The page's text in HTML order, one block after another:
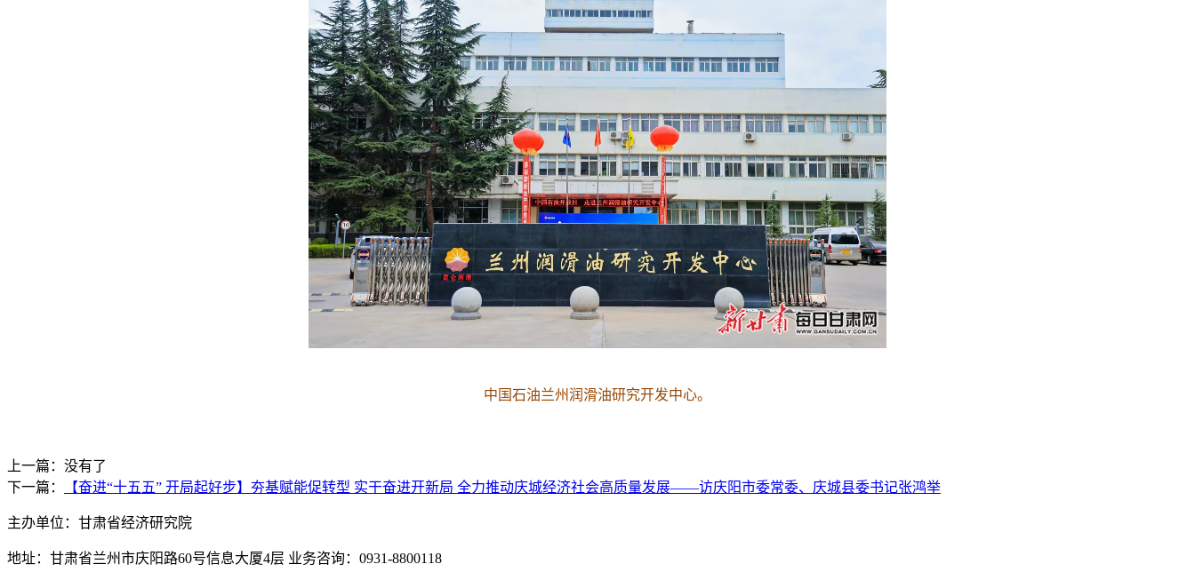
中国石油兰州润滑油研究开发中心。
上一篇：没有了
下一篇：
【奋进“十五五” 开局起好步】夯基赋能促转型 实干奋进开新局 全力推动庆城经济社会高质量发展——访庆阳市委常委、庆城县委书记张鸿举
主办单位：甘肃省经济研究院
地址：甘肃省兰州市庆阳路60号信息大厦4层 业务咨询：0931-8800118